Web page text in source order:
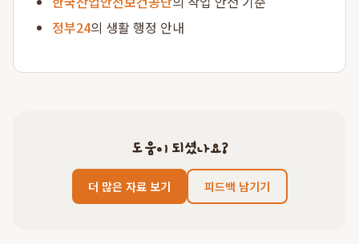
정부24의 생활 행정 안내
도움이 되셨나요?
더 많은 자료 보기 피드백 남기기